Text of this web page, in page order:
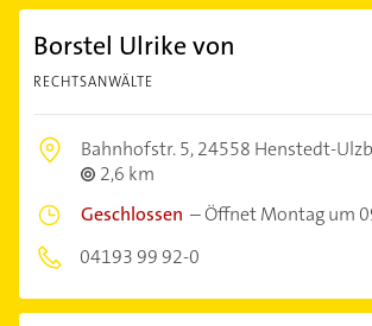
Borstel Ulrike von
RECHTSANWÄLTE
Bahnhofstr. 5,24558 Henstedt-
2,6 km
Geschlossen –Öffnet Montag um
04193 99 92-0